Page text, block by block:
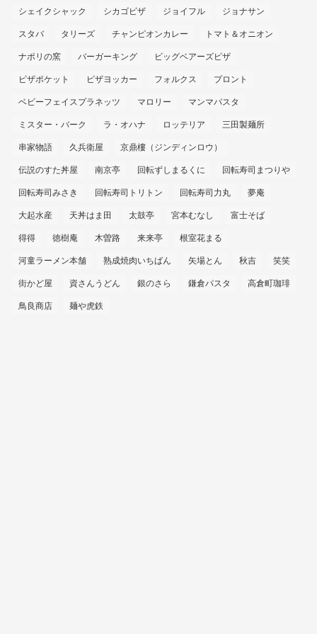
シェイクシャック シカゴピザ ジョイフル ジョナサン
スタバ タリーズ チャンピオンカレー トマト＆オニオン
ナポリの窯 バーガーキング ビッグベアーズピザ
ピザポケット ピザヨッカー フォルクス プロント
ベビーフェイスプラネッツ マロリー マンマパスタ
ミスター・バーク ラ・オハナ ロッテリア 三田製麺所
串家物語 久兵衛屋 京鼎樓（ジンディンロウ）
伝説のすた丼屋 南京亭 回転ずしまるくに 回転寿司まつりや
回転寿司みさき 回転寿司トリトン 回転寿司力丸 夢庵
大起水産 天丼はま田 太鼓亭 宮本むなし 富士そば
得得 徳樹庵 木曽路 来来亭 根室花まる
河童ラーメン本舗 熟成焼肉いちばん 矢場とん 秋吉 笑笑
街かど屋 資さんうどん 銀のさら 鎌倉パスタ 高倉町珈琲
鳥良商店 麺や虎鉄